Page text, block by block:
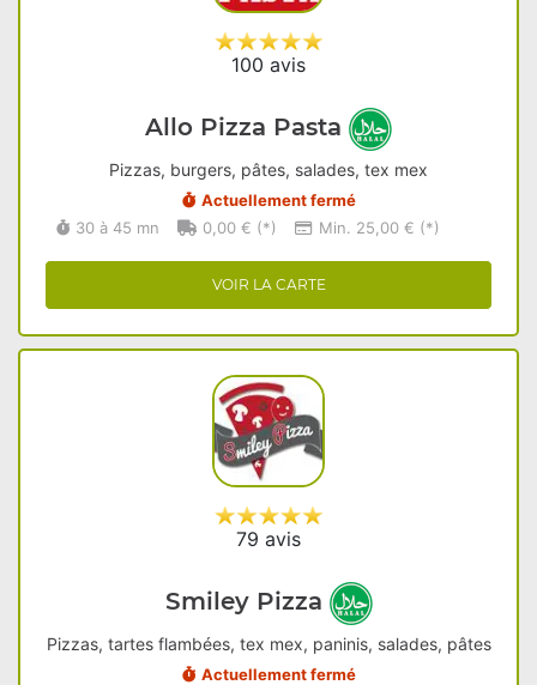
100 avis
Allo Pizza Pasta
Pizzas, burgers, pâtes, salades, tex mex
Actuellement fermé
30 à 45 mn
0,00 € (*) Min. 25,00 € (*)
VOIR LA CARTE
79 avis
Smiley Pizza
Pizzas, tartes flambées, tex mex, paninis, salades, pâtes
Actuellement fermé